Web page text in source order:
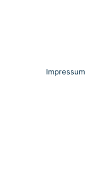
Impressum